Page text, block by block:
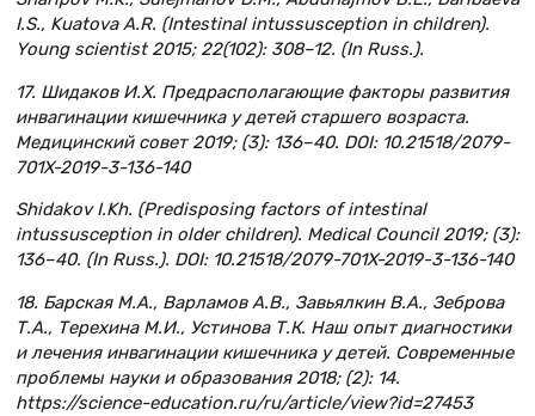
I.S., Kuatova A.R. (Intestinal intussusception in children).
Young scientist 2015; 22(102): 308–12. (In Russ.).
17. Шидаков И.Х. Предрасполагающие факторы развития
инвагинации кишечника у детей старшего возраста.
Медицинский совет 2019; (3): 136–40. DOI: 10.21518/2079-
701X-2019-3-136-140
Shidakov I.Kh. (Predisposing factors of intestinal
intussusception in older children). Medical Council 2019; (3):
136–40. (In Russ.). DOI: 10.21518/2079-701X-2019-3-136-140
18. Барская М.А., Варламов А.В., Завьялкин В.А., Зеброва
Т.А., Терехина М.И., Устинова Т.К. Наш опыт диагностики
и лечения инвагинации кишечника у детей. Современные
проблемы науки и образования 2018; (2): 14.
https://science-education.ru/ru/article/view?id=27453